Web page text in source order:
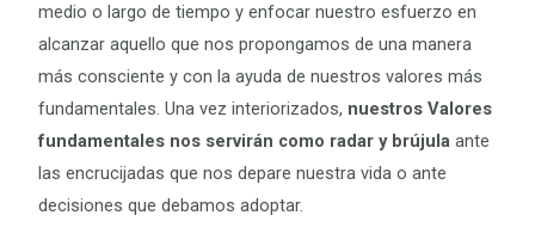
medio o largo de tiempo y enfocar nuestro esfuerzo en
alcanzar aquello que nos propongamos de una manera
más consciente y con la ayuda de nuestros valores más
fundamentales. Una vez interiorizados, nuestros Valores
fundamentales nos servirán como radar y brújula ante
las encrucijadas que nos depare nuestra vida o ante
decisiones que debamos adoptar.